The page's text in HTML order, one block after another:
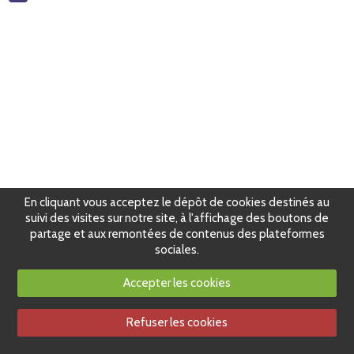
En cliquant vous acceptez le dépôt de cookies destinés au
suivi des visites sur notre site, à l'affichage des boutons de
partage et aux remontées de contenus des plateformes
sociales.
Accepter les cookies
Refuser les cookies